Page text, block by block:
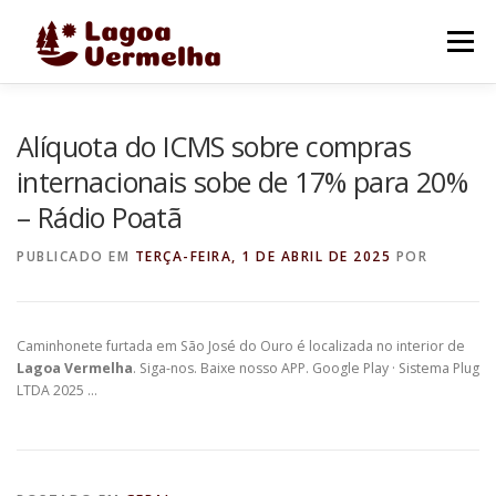
Menu
FALE CONOSCO
Alíquota do ICMS sobre compras
internacionais sobe de 17% para 20%
– Rádio Poatã
PUBLICADO EM TERÇA-FEIRA, 1 DE ABRIL DE 2025 POR
Caminhonete furtada em São José do Ouro é localizada no interior de
Lagoa Vermelha. Siga-nos. Baixe nosso APP. Google Play · Sistema Plug
LTDA 2025 …